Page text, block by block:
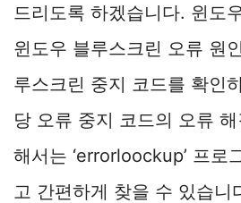
드리도록 하겠습니다. 윈도
윈도우 블루스크린 오류 원
루스크린 중지 코드를 확인
당 오류 중지 코드의 오류
해서는 ‘errorloockup’ 프로
고 간편하게 찾을 수 있습니